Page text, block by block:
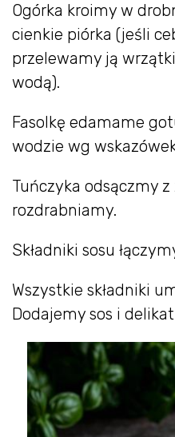
Ogórka kroimy w
cienkie piórka (jeśli
przelewamy ją
wodą).
Fasolkę edamame
wodzie wg
Tuńczyka odsączmy
rozdrabniamy.
Składniki sosu
Wszystkie składniki
Dodajemy sos i